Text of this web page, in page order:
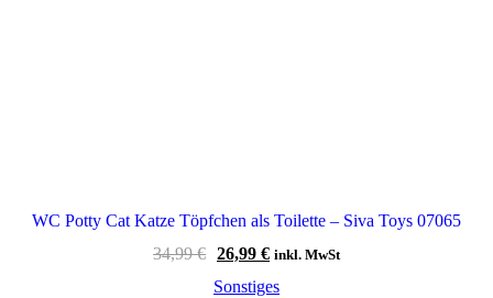
WC Potty Cat Katze Töpfchen als Toilette – Siva Toys 07065
34,99€ Ursprünglicher
war:
26,99 €Aktueller
ist:
inkl. MwSt
Sonstiges